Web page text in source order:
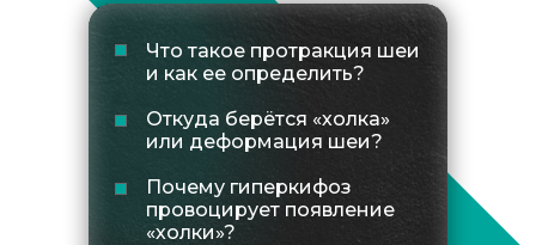
Что такое протракция шеи
и как ее определить?
Откуда берётся «холка»
или деформация шеи?
Почему гиперкифоз
провоцирует появление
«холки»?